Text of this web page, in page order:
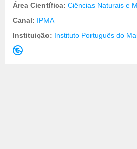
Área Científica: Ciências Naturais e
Canal: IPMA
Instituição: Instituto Português do